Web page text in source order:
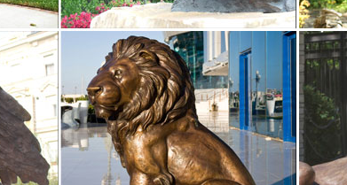
года | В нашем…
букетом" (Pavone).шт. Купить. Быстрый
чтобы ознаменовать своим приходом самый
– Интернет-магазин Dog60 – всё…
золото-красный высотой 30 сантиметров.Приз с